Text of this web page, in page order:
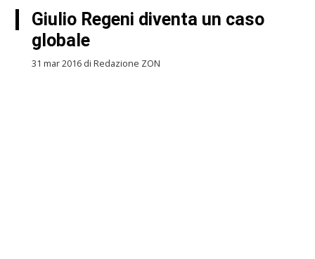
Giulio Regeni diventa un caso
globale
31 mar 2016 di Redazione ZON